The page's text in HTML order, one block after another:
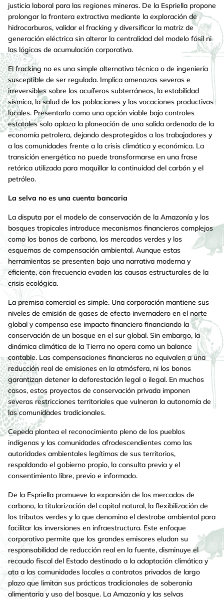
justicia laboral para las regiones mineras. De la Espriella propone
prolongar la frontera extractiva mediante la exploración de
hidrocarburos, validar el fracking y diversificar la matriz de
generación eléctrica sin alterar la centralidad del modelo fósil ni
las lógicas de acumulación corporativa.
El fracking no es una simple alternativa técnica o de ingeniería
susceptible de ser regulada. Implica amenazas severas e
irreversibles sobre los acuíferos subterráneos, la estabilidad
sísmica, la salud de las poblaciones y las vocaciones productivas
locales. Presentarlo como una opción viable bajo controles
estatales solo aplaza la planeación de una salida ordenada de la
economía petrolera, dejando desprotegidos a los trabajadores y
a las comunidades frente a la crisis climática y económica. La
transición energética no puede transformarse en una frase
retórica utilizada para maquillar la continuidad del carbón y el
petróleo.
La selva no es una cuenta bancaria
La disputa por el modelo de conservación de la Amazonía y los
bosques tropicales introduce mecanismos financieros complejos
como los bonos de carbono, los mercados verdes y los
esquemas de compensación ambiental. Aunque estas
herramientas se presenten bajo una narrativa moderna y
eficiente, con frecuencia evaden las causas estructurales de la
crisis ecológica.
La premisa comercial es simple. Una corporación mantiene sus
niveles de emisión de gases de efecto invernadero en el norte
global y compensa ese impacto financiero financiando la
conservación de un bosque en el sur global. Sin embargo, la
dinámica climática de la Tierra no opera como un balance
contable. Las compensaciones financieras no equivalen a una
reducción real de emisiones en la atmósfera, ni los bonos
garantizan detener la deforestación legal o ilegal. En muchos
casos, estos proyectos de conservación privada imponen
severas restricciones territoriales que vulneran la autonomía de
las comunidades tradicionales.
Cepeda plantea el reconocimiento pleno de los pueblos
indígenas y las comunidades afrodescendientes como las
autoridades ambientales legítimas de sus territorios,
respaldando el gobierno propio, la consulta previa y el
consentimiento libre, previo e informado.
De la Espriella promueve la expansión de los mercados de
carbono, la titularización del capital natural, la flexibilización de
los tributos verdes y lo que denomina el destrabe ambiental para
facilitar las inversiones en infraestructura. Este enfoque
corporativo permite que los grandes emisores eludan su
responsabilidad de reducción real en la fuente, disminuye el
recaudo fiscal del Estado destinado a la adaptación climática y
ata a las comunidades locales a contratos privados de largo
plazo que limitan sus prácticas tradicionales de soberanía
alimentaria y uso del bosque. La Amazonía y las selvas